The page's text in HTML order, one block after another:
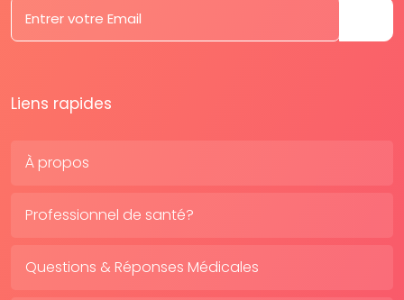
Liens rapides
À propos
Professionnel de santé?
Questions & Réponses Médicales